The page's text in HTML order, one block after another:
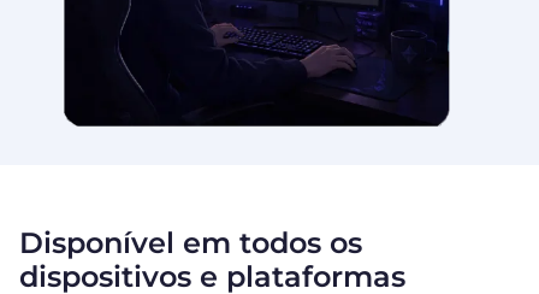
Disponível em todos os
dispositivos e plataformas